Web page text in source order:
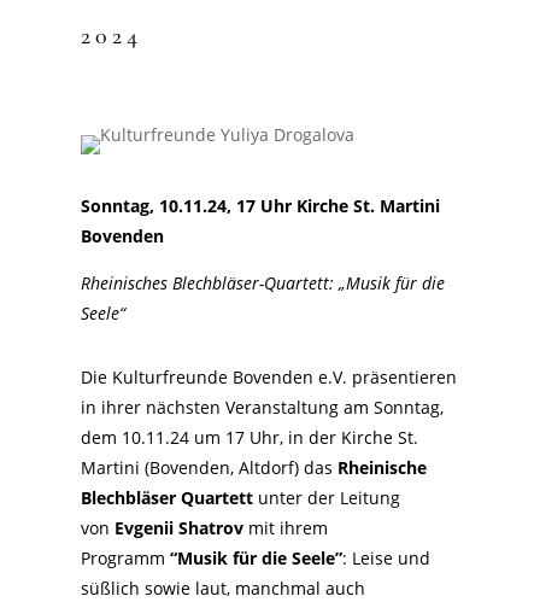
2024
Sonntag, 10.11.24, 17 Uhr Kirche St. Martini
Bovenden
Rheinisches Blechbläser-Quartett: „Musik für die
Seele“
Die Kulturfreunde Bovenden e.V. präsentieren
in ihrer nächsten Veranstaltung am Sonntag,
dem 10.11.24 um 17 Uhr, in der Kirche St.
Martini (Bovenden, Altdorf) das Rheinische
Blechbläser Quartett unter der Leitung
von Evgenii Shatrov mit ihrem
Programm “Musik für die Seele”: Leise und
süßlich sowie laut, manchmal auch